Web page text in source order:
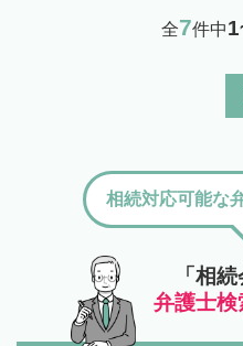
全7件中
「相
弁護士検
相続対応可能な